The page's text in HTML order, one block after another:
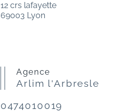
12 crs lafayette
69003 Lyon
Agence
Arlim l'Arbresle
0474010019